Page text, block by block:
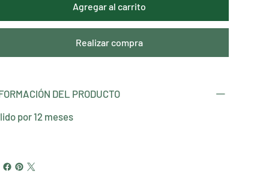
Agregar al carrito
Realizar compra
DEL PRODUCTO
por 12 meses